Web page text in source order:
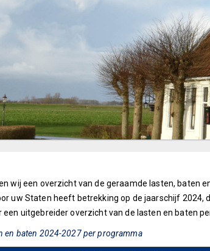
wij een overzicht van de geraamde lasten, baten
uw Staten heeft betrekking op de jaarschijf
een uitgebreider overzicht van de lasten en baten
en baten 2024-2027 per programma